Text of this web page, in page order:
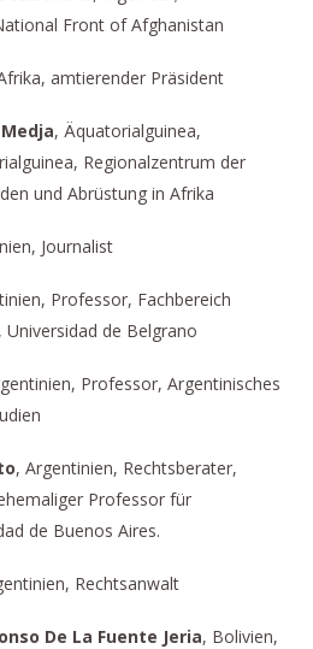
Front of Afghanistan
amtierender Präsident
, Äquatorialguinea,
Regionalzentrum der
und Abrüstung in Afrika
Journalist
Professor, Fachbereich
de Belgrano
Professor, Argentinisches
, Argentinien, Rechtsberater,
Professor für
de Buenos Aires.
Rechtsanwalt
De La Fuente Jeria, Bolivien,